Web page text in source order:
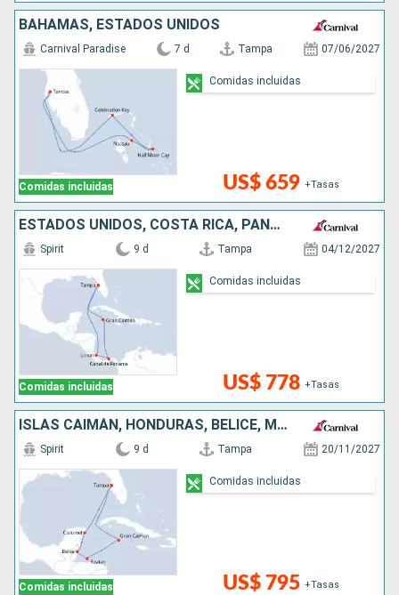
BAHAMAS, ESTADOS UNIDOS
Comidas incluidas
Carnival Paradise 7 d Tampa 07/06/2027
US$ 659 +Tasas
Comidas incluidas
ESTADOS UNIDOS, COSTA RICA, PANAMÁ, ISLAS CAIMÁN
Comidas incluidas
Spirit 9 d Tampa 04/12/2027
US$ 778 +Tasas
Comidas incluidas
ISLAS CAIMÁN, HONDURAS, BELICE, MÉXICO, ESTADOS UNIDOS
Comidas incluidas
Spirit 9 d Tampa 20/11/2027
US$ 795 +Tasas
Comidas incluidas